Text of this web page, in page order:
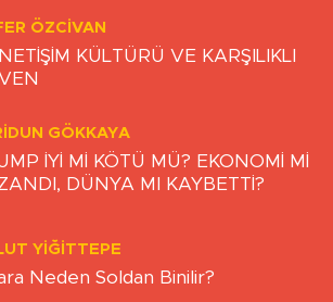
ÖZCIVAN
KÜLTÜRÜ VE KARŞILIKLI
GÖKKAYA
İYİ Mİ KÖTÜ MÜ? EKONOMİ Mİ
DÜNYA MI KAYBETTİ?
YİĞİTTEPE
Neden Soldan Binilir?